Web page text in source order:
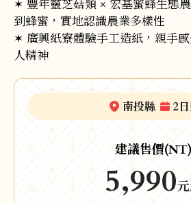
✶ 豐年靈芝菇類 × 宏基蜜蜂生態
到蜂蜜，實地認識農業多樣性
✶ 廣興紙寮體驗手工造紙，親手
人精神
南投縣 2
建議售價(NT)
5,990